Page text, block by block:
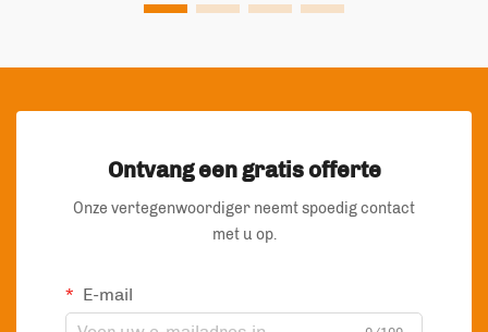
Ontvang een gratis offerte
Onze vertegenwoordiger neemt spoedig contact
met u op.
E-mail